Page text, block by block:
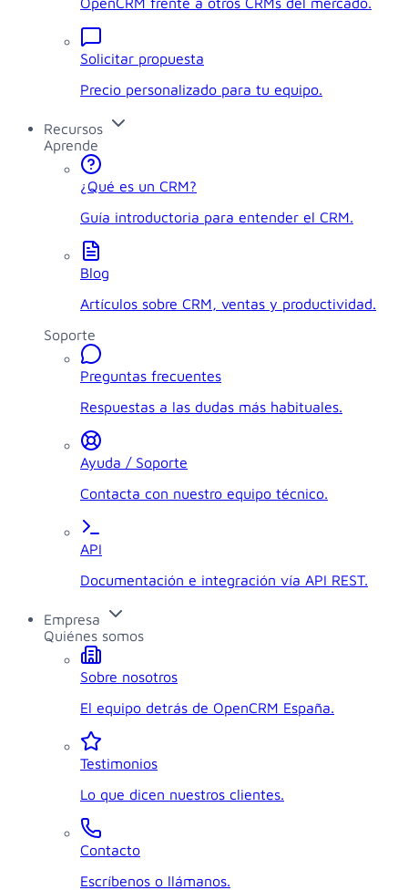
Solicitar propuesta
Precio personalizado para tu equipo.
Recursos
Aprende
¿Qué es un CRM?
Guía introductoria para entender el CRM.
Blog
Artículos sobre CRM, ventas y productividad.
Soporte
Preguntas frecuentes
Respuestas a las dudas más habituales.
Ayuda / Soporte
Contacta con nuestro equipo técnico.
API
Documentación e integración vía API REST.
Empresa
Quiénes somos
Sobre nosotros
El equipo detrás de OpenCRM España.
Testimonios
Lo que dicen nuestros clientes.
Contacto
Escríbenos o llámanos.